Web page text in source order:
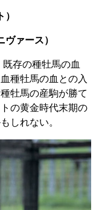
ァース）
存の種牡馬の血
種牡馬の血との入
牡馬の産駒が勝て
の黄金時代末期の
しれない。